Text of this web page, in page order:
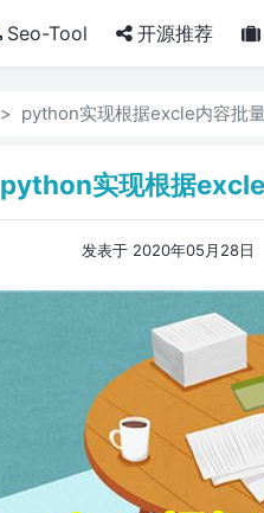
Seo-Tool 开源推荐
python实现根据excle内容批
python实现根据
发表于 2020年05月28日